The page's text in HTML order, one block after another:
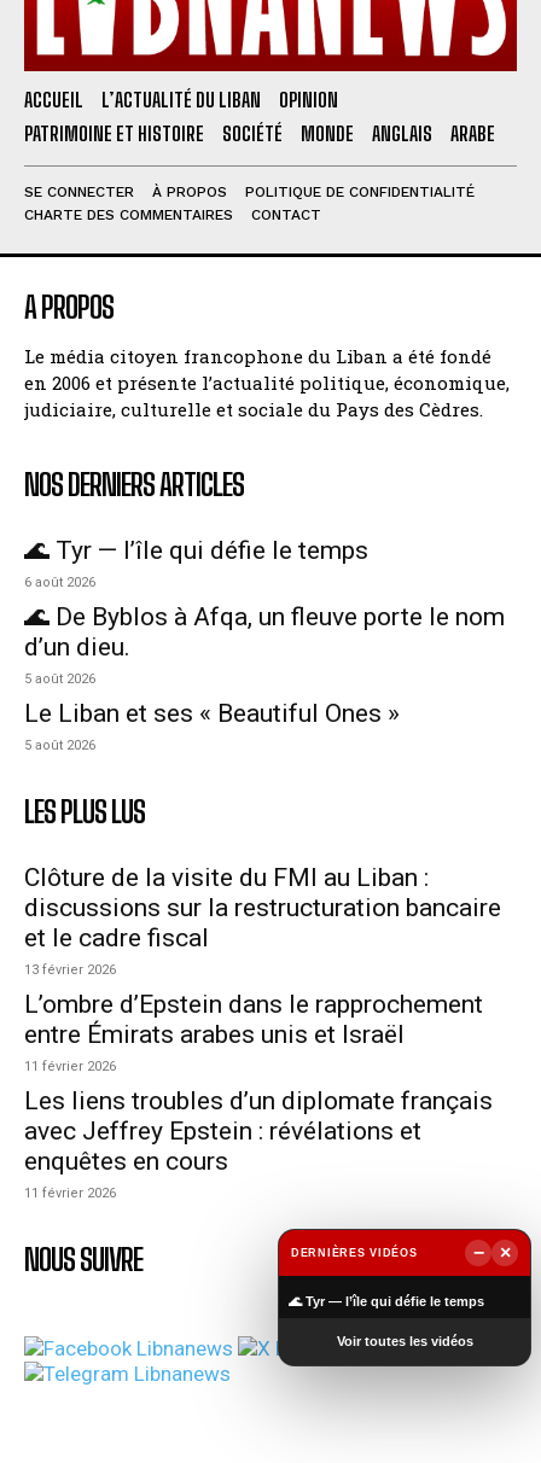
ACCUEIL L’ACTUALITÉ DU LIBAN
OPINION
PATRIMOINE ET HISTOIRE
SOCIÉTÉ MONDE ANGLAIS ARABE
SE CONNECTER À PROPOS
POLITIQUE DE CONFIDENTIALITÉ
CHARTE DES COMMENTAIRES
CONTACT
A PROPOS
Le média citoyen francophone du Liban a été fondé
en 2006 et présente l’actualité politique, économique,
judiciaire, culturelle et sociale du Pays des Cèdres.
NOS DERNIERS ARTICLES
🌊 Tyr — l’île qui défie le temps
6 août 2026
🌊 De Byblos à Afqa, un fleuve porte le nom
d’un dieu.
5 août 2026
Le Liban et ses « Beautiful Ones »
5 août 2026
LES PLUS LUS
Clôture de la visite du FMI au Liban :
discussions sur la restructuration bancaire
et le cadre fiscal
13 février 2026
L’ombre d’Epstein dans le rapprochement
entre Émirats arabes unis et Israël
11 février 2026
Les liens troubles d’un diplomate français
avec Jeffrey Epstein : révélations et
enquêtes en cours
11 février 2026
NOUS SUIVRE DERNIÈRES VIDÉOS −
×
🌊 Tyr — l’île qui défie le temps
Voir toutes les vidéos